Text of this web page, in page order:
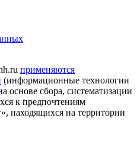
применяются
(информационные технологии
основе сбора, систематизации
к предпочтениям
находящихся на территории